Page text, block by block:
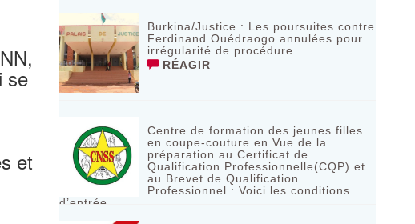
se
et
Burkina/Justice : Les poursuites contre
Ferdinand Ouédraogo annulées pour
irrégularité de procédure
RÉAGIR
Centre de formation des jeunes filles
en coupe-couture en Vue de la
préparation au Certificat de
Qualification Professionnelle(CQP) et
au Brevet de Qualification
Professionnel : Voici les conditions
d’entrée